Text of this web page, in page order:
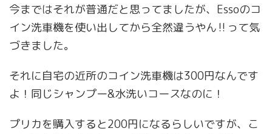
今まではそれが普通だと思ってましたが、Essoのコ
イン洗車機を使い出してから全然違うやん‼︎って気
づきました。
それに自宅の近所のコイン洗車機は300円なんです
よ！同じシャンプー&水洗いコースなのに！
プリカを購入すると200円になるらしいですが、こ